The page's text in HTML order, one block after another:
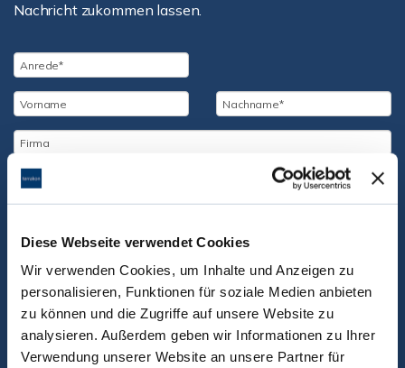
Diese Webseite verwendet Cookies
Wir verwenden Cookies, um Inhalte und Anzeigen zu
personalisieren, Funktionen für soziale Medien anbieten
zu können und die Zugriffe auf unsere Website zu
analysieren. Außerdem geben wir Informationen zu Ihrer
Verwendung unserer Website an unsere Partner für
Nachricht zukommen lassen.